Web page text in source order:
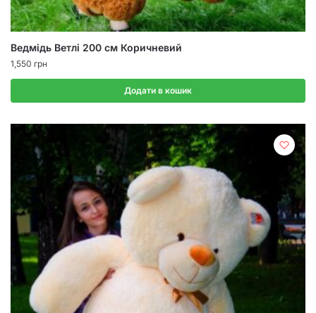
Ведмідь Ветлі 200 см Коричневий
1,550 грн
Додати в кошик